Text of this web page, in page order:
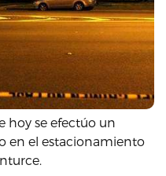
hoy se efectúo un
en el estacionamiento